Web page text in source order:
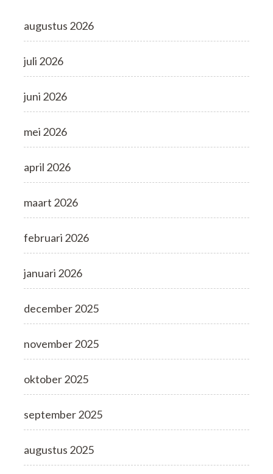
augustus 2026
juli 2026
juni 2026
mei 2026
april 2026
maart 2026
februari 2026
januari 2026
december 2025
november 2025
oktober 2025
september 2025
augustus 2025